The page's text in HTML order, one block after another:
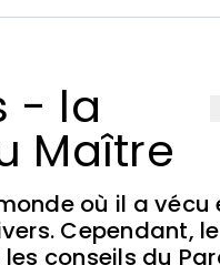
- la
Maître
où il a vécu
Cependant,
conseils du